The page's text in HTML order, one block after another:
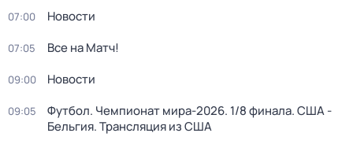
07:00 Новости
07:05 Все на Матч!
09:00 Новости
09:05
Футбол. Чемпионат мира-2026. 1/8 финала. США -
Бельгия. Трансляция из США